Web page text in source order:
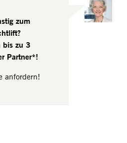
zum
bis zu 3
Partner*!
anfordern!